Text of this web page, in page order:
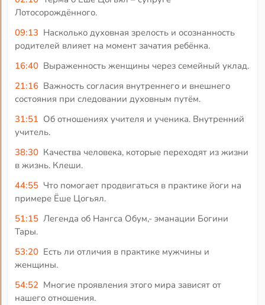
Лотосорождённого.
09:13 Насколько духовная зрелость и осознанность
родителей влияет на момент зачатия ребёнка.
16:40 Выраженность женщины через семейный уклад.
21:16 Важность согласия внутреннего и внешнего
состояния при следовании духовным путём.
31:51 Об отношениях учителя и ученика. Внутренний
учитель.
38:30 Качества человека, которые переходят из жизни
в жизнь. Клеши.
44:55 Что помогает продвигаться в практике йоги на
примере Ёше Цогьял.
51:15 Легенда об Нангса Обум,- эманации Богини
Тары.
53:20 Есть ли отличия в практике мужчины и
женщины.
54:52 Многие проявления этого мира зависят от
нашего отношения.